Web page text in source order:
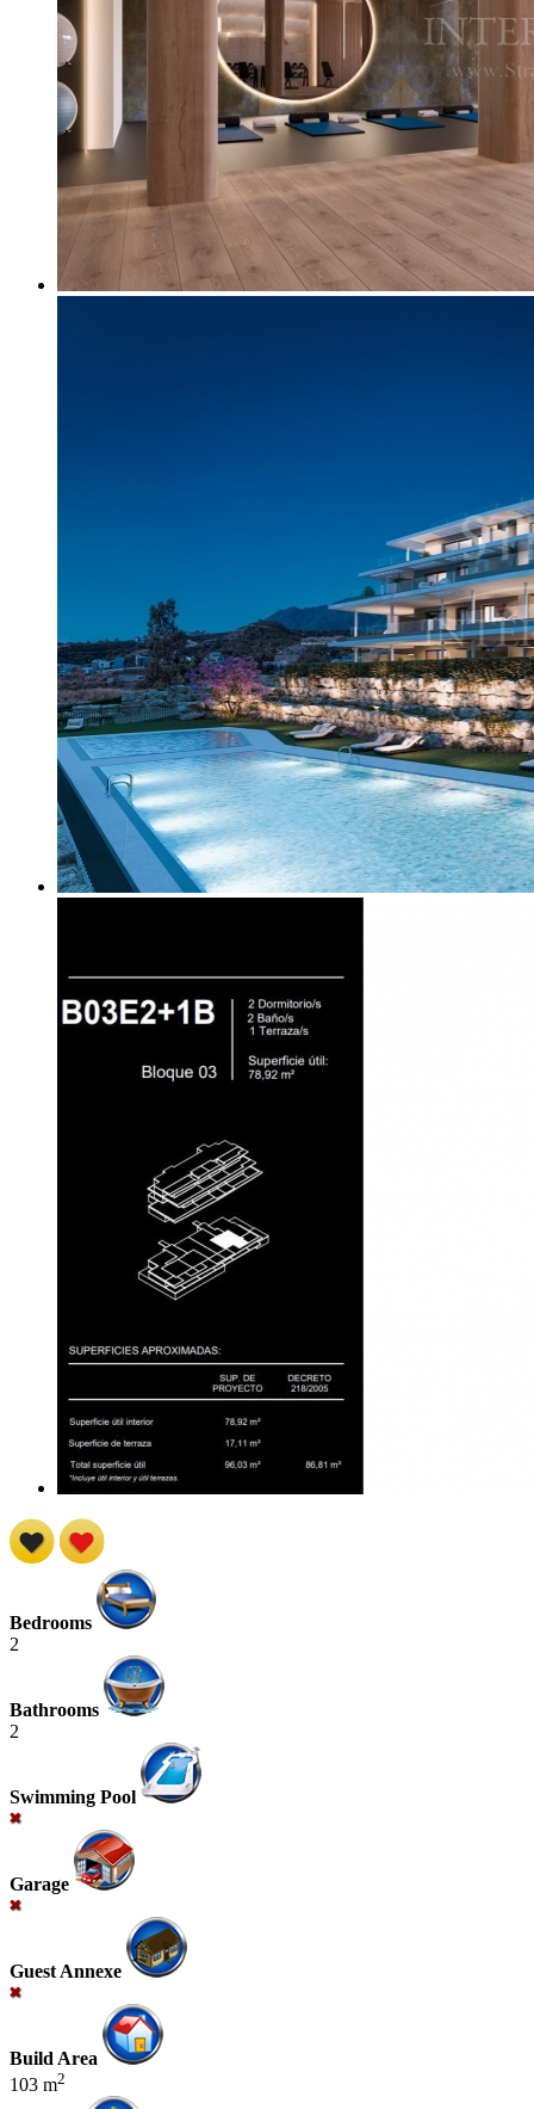
Bedrooms
2
Bathrooms
2
Swimming Pool
Garage
Guest Annexe
Build Area
103 m2